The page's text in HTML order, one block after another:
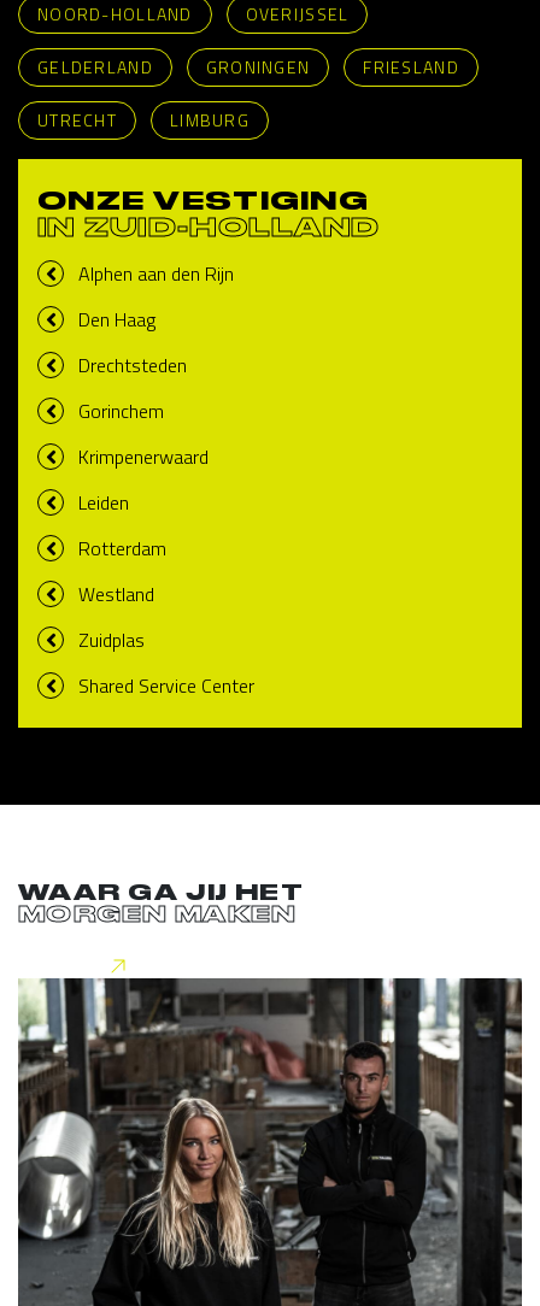
NOORD-HOLLAND OVERIJSSEL
GELDERLAND GRONINGEN FRIESLAND
UTRECHT LIMBURG
ONZE VESTIGING
IN ZUID-HOLLAND
Alphen aan den Rijn
Den Haag
Drechtsteden
Gorinchem
Krimpenerwaard
Leiden
Rotterdam
Westland
Zuidplas
Shared Service Center
WAAR GA JIJ HET
MORGEN MAKEN